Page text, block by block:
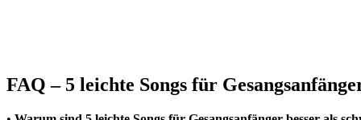
FAQ – 5 leichte Songs für